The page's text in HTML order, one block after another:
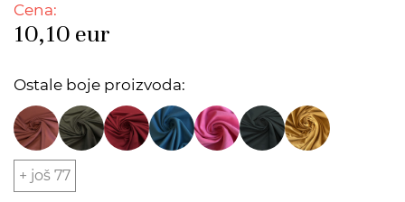
Cena:
10,10 eur
Ostale boje proizvoda:
+ još 77